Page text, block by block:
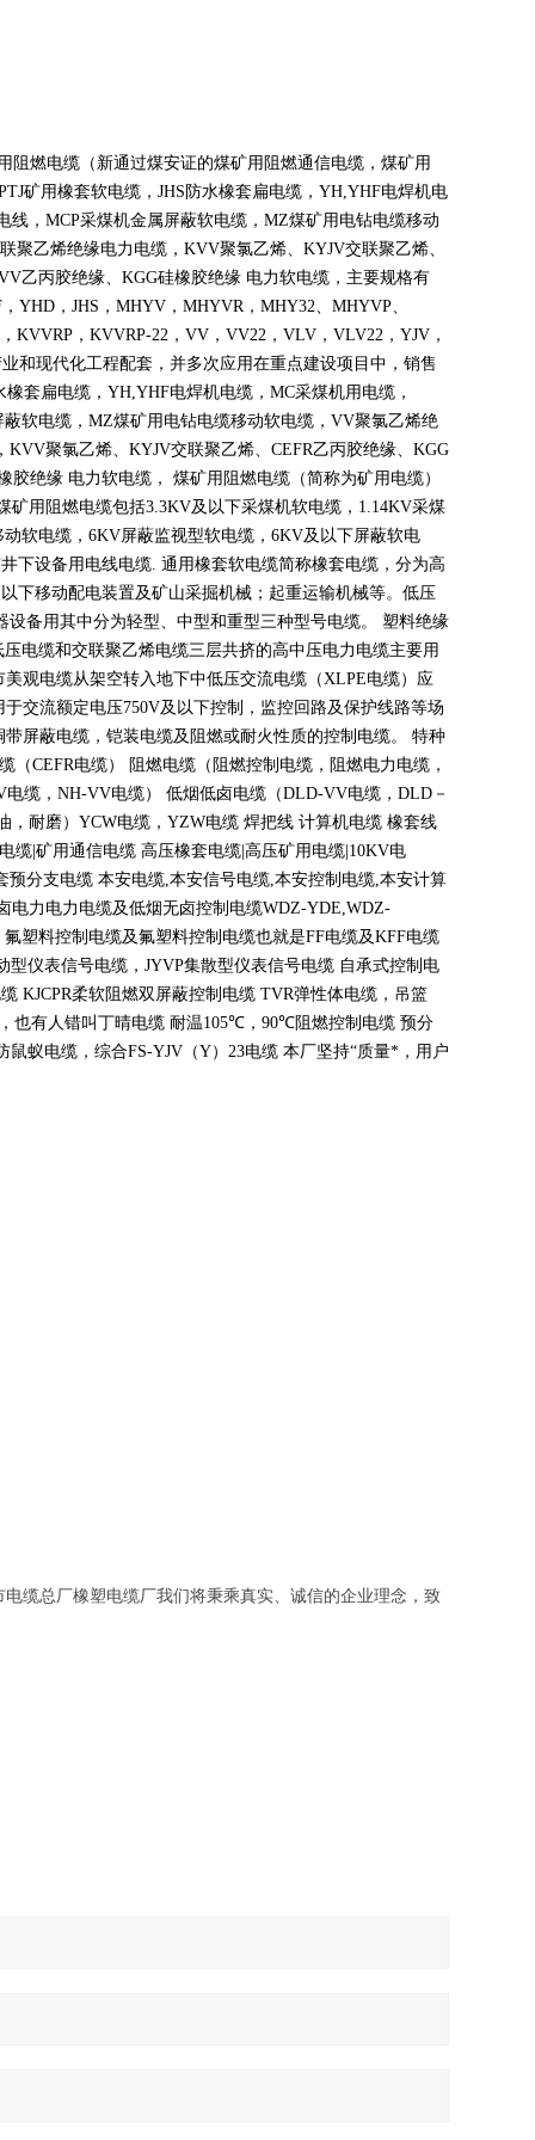
燃电缆（新通过煤安证的煤矿用阻燃通信电缆，煤矿用
矿用橡套软电缆， JHS 防水橡套扁电缆， YH,YHF电焊机电
线， MCP采煤机金属屏蔽软电缆， MZ煤矿用电钻电缆移动
聚乙烯绝缘电力电缆， KVV聚氯乙烯、 KYJV交联聚乙烯、
乙丙胶绝缘、 KGG硅橡胶绝缘 电力软电缆，主要规格有
， YHD ， JHS ， MHYV ， MHYVR， MHY32、 MHYVP、
， KVVRP ， KVVRP-22 ， VV ， VV22 ， VLV ， VLV22 ， YJV ，
和现代化工程配套，并多次应用在重点建设项目中，销售
橡套扁电缆， YH,YHF电焊机电缆， MC采煤机用电缆，
软电缆， MZ煤矿用电钻电缆移动软电缆， VV聚氯乙烯绝
KVV聚氯乙烯、 KYJV交联聚乙烯、 CEFR乙丙胶绝缘、 KGG
胶绝缘 电力软电缆， 煤矿用阻燃电缆（简称为矿用电缆）
矿用阻燃电缆包括3.3KV及以下采煤机软电缆， 1.14KV采煤
软电缆， 6KV屏蔽监视型软电缆， 6KV及以下屏蔽软电
下设备用电线电缆. 通用橡套软电缆简称橡套电缆，分为高
下移动配电装置及矿山采掘机械；起重运输机械等。低压
备用其中分为轻型、中型和重型三种型号电缆。 塑料绝缘
电缆和交联聚乙烯电缆三层共挤的高中压电力电缆主要用
观电缆从架空转入地下中低压交流电缆（XLPE电缆）应
于交流额定电压750V及以下控制，监控回路及保护线路等场
屏蔽电缆，铠装电缆及阻燃或耐火性质的控制电缆。 特种
（CEFR电缆） 阻燃电缆（阻燃控制电缆，阻燃电力电缆，
电缆， NH-VV电缆） 低烟低卤电缆（DLD-VV电缆， DLD －
，耐磨） YCW电缆， YZW电缆 焊把线 计算机电缆 橡套线
缆 矿用通信电缆 高压橡套电缆 高压矿用电缆 |10KV电
预分支电缆 本安电缆,本安信号电缆,本安控制电缆,本安计算
电力电力电缆及低烟无卤控制电缆WDZ-YDE,WDZ-
氟塑料控制电缆及氟塑料控制电缆也就是FF电缆及KFF电缆
型仪表信号电缆， JYVP集散型仪表信号电缆 自承式控制电
KJCPR柔软阻燃双屏蔽控制电缆 TVR弹性体电缆，吊篮
也有人错叫丁晴电缆 耐温105℃ ，90℃阻燃控制电缆 预分
鼠蚁电缆，综合FS-YJV （Y） 23电缆 本厂坚持“质量*，用户
缆总厂橡塑电缆厂我们将秉乘真实、诚信的企业理念，致